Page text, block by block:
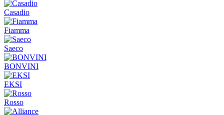
Casadio
Fiamma
Saeco
BONVINI
EKSI
Rosso